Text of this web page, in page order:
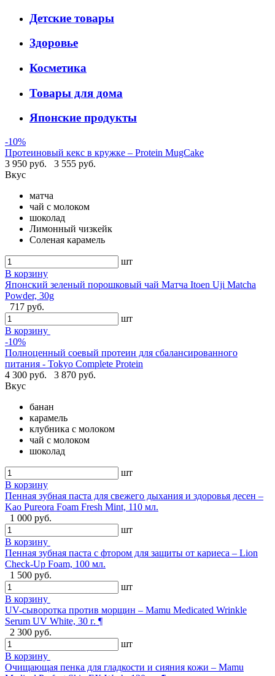
Детские товары
Здоровье
Косметика
Товары для дома
Японские продукты
-10%
Протеиновый кекс в кружке – Protein MugCake
3 950 руб.
3 555 руб.
Вкус
матча
чай с молоком
шоколад
Лимонный чизкейк
Соленая карамель
шт
В корзину
Японский зеленый порошковый чай Матча Itoen Uji Matcha
Powder, 30g
717 руб.
шт
В корзину
-10%
Полноценный соевый протеин для сбалансированного
питания - Tokyo Complete Protein
4 300 руб.
3 870 руб.
Вкус
банан
карамель
клубника с молоком
чай с молоком
шоколад
шт
В корзину
Пенная зубная паста для свежего дыхания и здоровья десен –
Kao Pureora Foam Fresh Mint, 110 мл.
1 000 руб.
шт
В корзину
Пенная зубная паста с фтором для защиты от кариеса – Lion
Check-Up Foam, 100 мл.
1 500 руб.
шт
В корзину
UV-сыворотка против морщин – Mamu Medicated Wrinkle
Serum UV White, 30 г. ¶
2 300 руб.
шт
В корзину
Очищающая пенка для гладкости и сияния кожи – Mamu